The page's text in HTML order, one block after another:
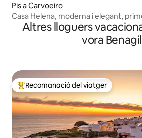
Pis a Carvoeiro
Casa Helena, moderna i elegant,
marAltres lloguers
vora Benagil
Principals recomanacions dels viatgers
Recomanació del viatger